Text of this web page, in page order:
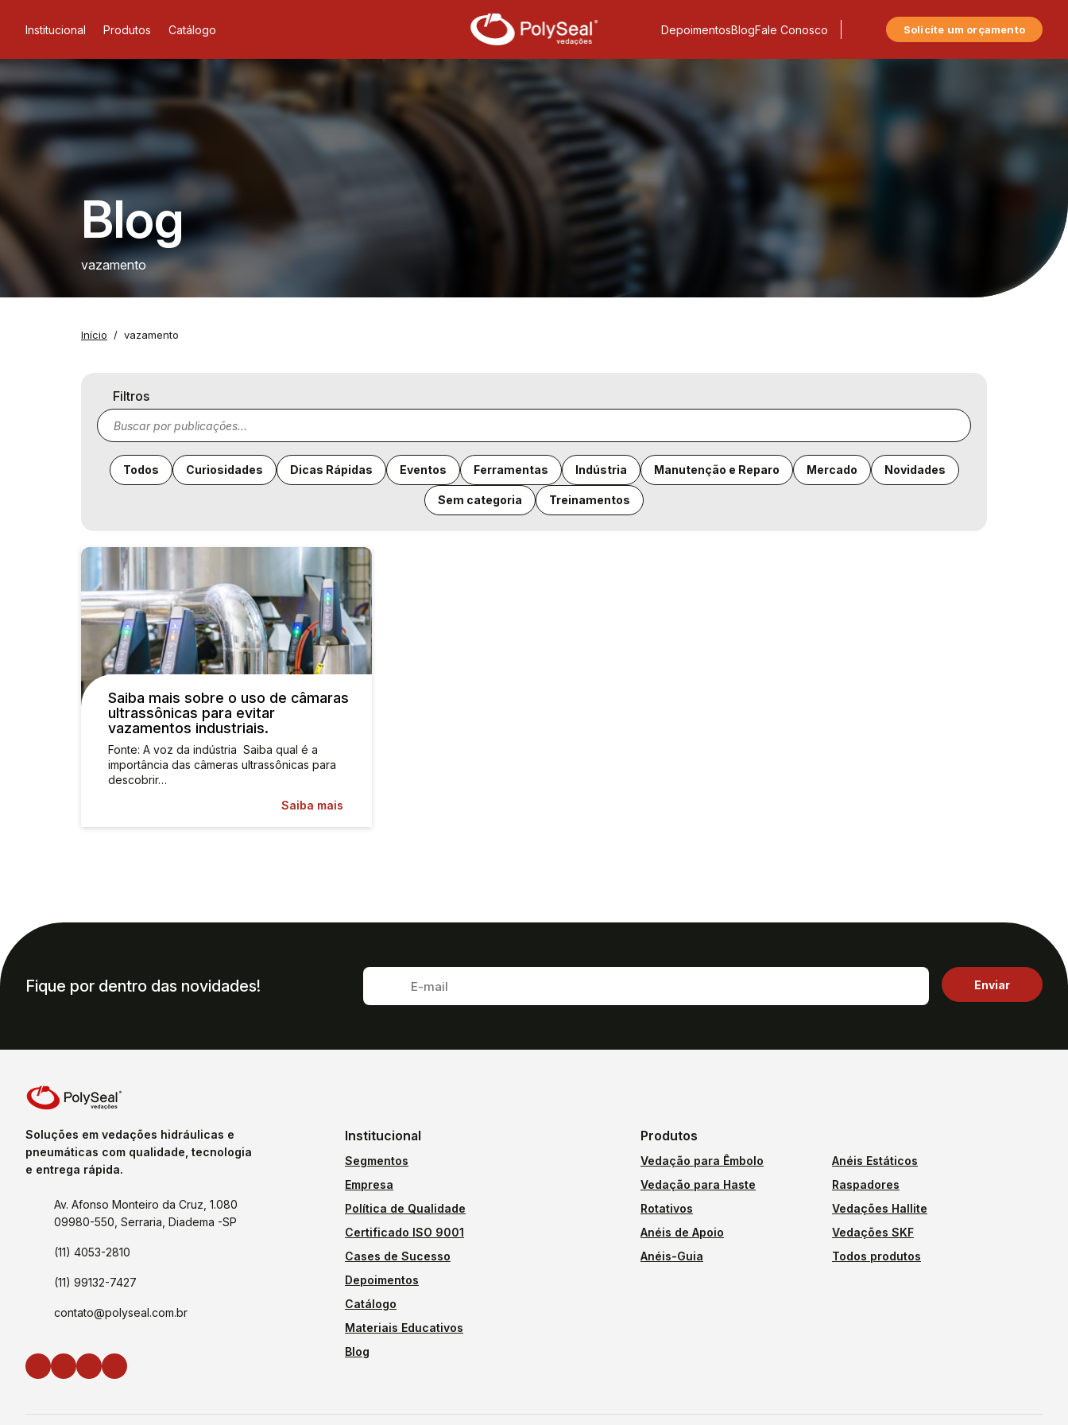
Institucional Produtos Catálogo DepoimentosBlogFale Conosco Solicite um orçamento
Blog
vazamento
Início vazamento
Filtros
Todos Curiosidades Dicas Rápidas Eventos Ferramentas Indústria Manutenção e Reparo Mercado Novidades
Sem categoria Treinamentos
Saiba mais sobre o uso de câmaras
ultrassônicas para evitar
vazamentos industriais.
Fonte: A voz da indústria Saiba qual é a
importância das câmeras ultrassônicas para
descobrir…
Saiba mais
Fique por dentro das novidades!
Soluções em vedações hidráulicas e
pneumáticas com qualidade, tecnologia
e entrega rápida.
Av. Afonso Monteiro da Cruz, 1.080
09980-550, Serraria, Diadema -SP
(11) 4053-2810
(11) 99132-7427
contato@polyseal.com.br
Institucional
Segmentos
Empresa
Política de Qualidade
Certificado ISO 9001
Cases de Sucesso
Depoimentos
Catálogo
Materiais Educativos
Blog
Produtos
Vedação para Êmbolo
Vedação para Haste
Rotativos
Anéis de Apoio
Anéis-Guia
Anéis Estáticos
Raspadores
Vedações Hallite
Vedações SKF
Todos produtos